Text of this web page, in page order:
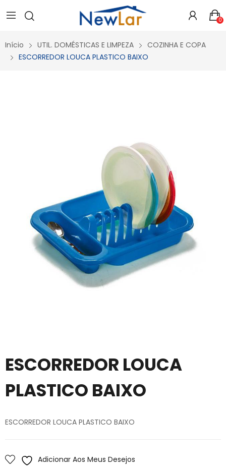
Secure crypto portfolio manager for desktops and mobile -
Visit Ledger Live
- easily manage, stake, and track assets. 0
Início UTIL. DOMÉSTICAS E LIMPEZA
COZINHA E COPA
ESCORREDOR LOUCA PLASTICO BAIXO
ESCORREDOR LOUCA
PLASTICO BAIXO
ESCORREDOR LOUCA PLASTICO BAIXO
Adicionar Aos Meus Desejos